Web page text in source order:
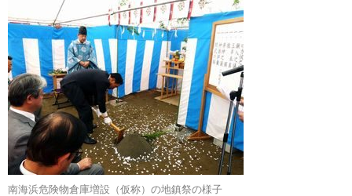
南海浜危険物倉庫増設（仮称）の地鎮祭の様子